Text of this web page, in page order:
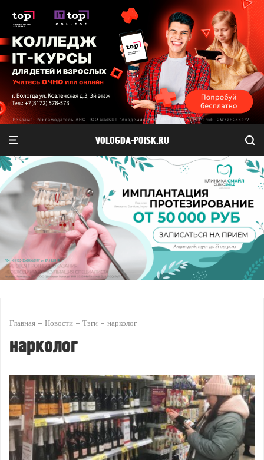
VOLOGDA-POISK.RU
Главная Новости Тэги нарколог
нарколог